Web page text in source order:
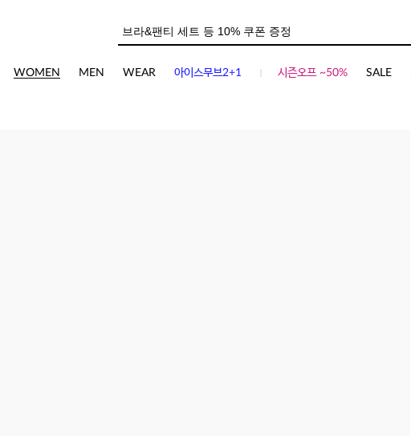
WOMEN MEN WEAR 아이스무브2+1 시즌오프 ~50% SALE